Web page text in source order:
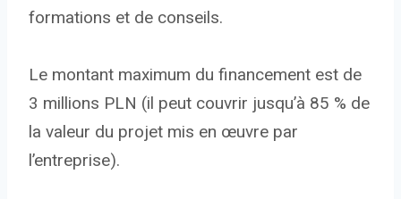
formations et de conseils.
Le montant maximum du financement est de
3 millions PLN (il peut couvrir jusqu’à 85 % de
la valeur du projet mis en œuvre par
l’entreprise).